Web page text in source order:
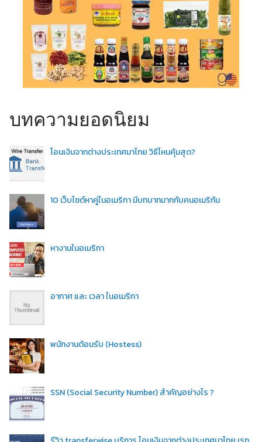
บทความยอดนิยม
โอนเงินจากต่างประเทศมาไทย วิธีไหนคุ้มสุด?
10 เว็บไซต์หาคู่ในอเมริกา มีบทบาทมากกับคนอเมริกัน
หางานในอเมริกา
อากาศ และ เวลา ในอเมริกา
พนักงานต้อนรับ (Hostess)
SSN (Social Security Number) สำคัญอย่างไร ?